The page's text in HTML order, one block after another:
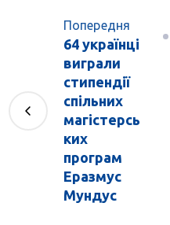
Попередня
64 українці
виграли
стипендії
спільних
магістерсь
ких
програм
Еразмус
Мундус